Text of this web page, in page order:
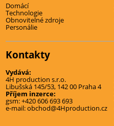
Domácí
Technologie
Obnovitelné zdroje
Personálie
Kontakty
Vydává:
4H production s.r.o.
Libušská 145/53, 142 00 Praha 4
Příjem inzerce:
gsm:+420 606 693 693
e-mail:obchod@4Hproduction.cz